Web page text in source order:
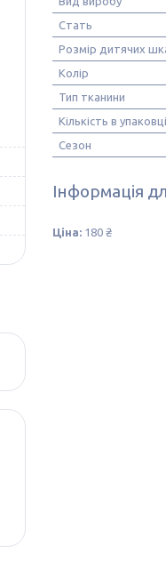
Стать
Розмір дитячих
Колір
Тип тканини
Кількість в упаковці
Сезон
Інформація
Ціна: 180 ₴